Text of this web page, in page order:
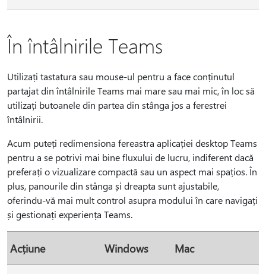
În întâlnirile Teams
Utilizați tastatura sau mouse-ul pentru a face conținutul
partajat din întâlnirile Teams mai mare sau mai mic, în loc să
utilizați butoanele din partea din stânga jos a ferestrei
întâlnirii.
Acum puteți redimensiona fereastra aplicației desktop Teams
pentru a se potrivi mai bine fluxului de lucru, indiferent dacă
preferați o vizualizare compactă sau un aspect mai spațios. În
plus, panourile din stânga și dreapta sunt ajustabile,
oferindu-vă mai mult control asupra modului în care navigați
și gestionați experiența Teams.
Acțiune Windows Mac